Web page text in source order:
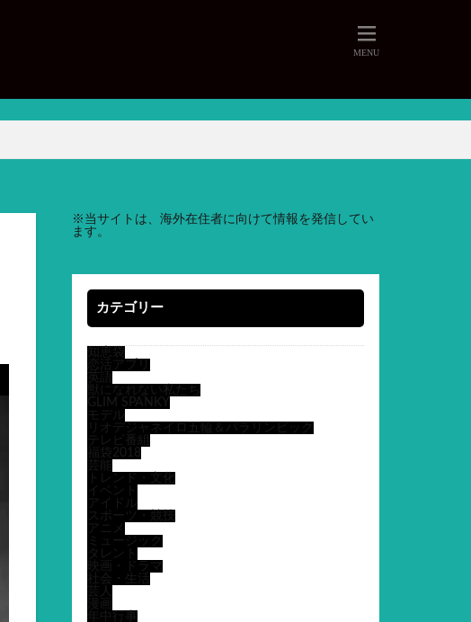
※ 当サイトは、海外在住者に向けて情報を発信してい
ます。
カテゴリー
知恵袋
恋活アプリ
英語
獣になれない私たち
GLIM SPANKY
モデル
リオデジャネイロ五輪＆パラリンピック
テレビ番組
福袋2018
トレンド・文化
イベント
アイドル
スポーツ・競技
アニメ
ミュージック
タレント
映画・ドラマ
社会・生活
芸人